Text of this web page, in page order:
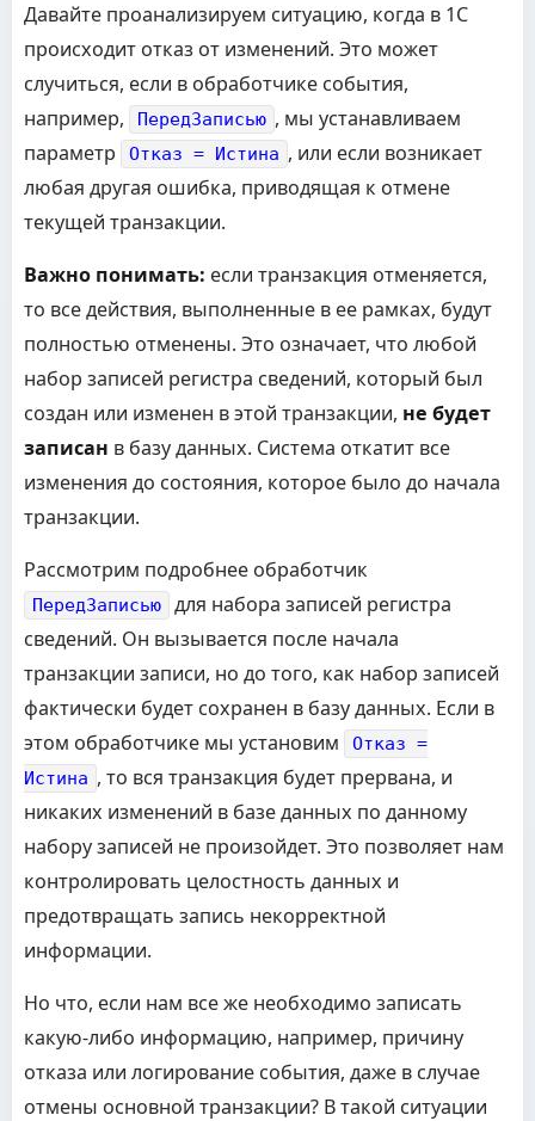
Давайте проанализируем ситуацию, когда в 1С
происходит отказ от изменений. Это может
случиться, если в обработчике события,
например,
ПередЗаписью , мы устанавливаем
параметр
Отказ = Истина , или если возникает
любая другая ошибка, приводящая к отмене
текущей транзакции.
Важно понимать: если транзакция отменяется,
то все действия, выполненные в ее рамках, будут
полностью отменены. Это означает, что любой
набор записей регистра сведений, который был
создан или изменен в этой транзакции, не будет
записан в базу данных. Система откатит все
изменения до состояния, которое было до начала
транзакции.
Рассмотрим подробнее обработчик
ПередЗаписью
для набора записей регистра
сведений. Он вызывается после начала
транзакции записи, но до того, как набор записей
фактически будет сохранен в базу данных. Если в
этом обработчике мы установим
Отказ =
Истина , то вся транзакция будет прервана, и
никаких изменений в базе данных по данному
набору записей не произойдет. Это позволяет нам
контролировать целостность данных и
предотвращать запись некорректной
информации.
Но что, если нам все же необходимо записать
какую-либо информацию, например, причину
отказа или логирование события, даже в случае
отмены основной транзакции? В такой ситуации